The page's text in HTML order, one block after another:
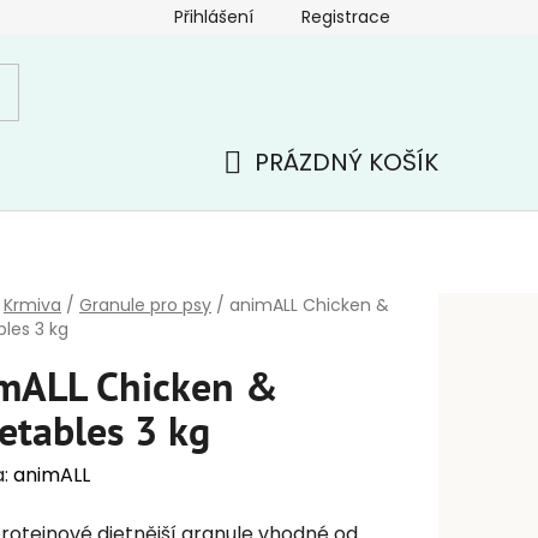
Přihlášení Registrace
PRÁZDNÝ KOŠÍK
Krmiva / Granule pro psy / animALL Chicken &
3 kg
Chicken &
3 kg
animALL